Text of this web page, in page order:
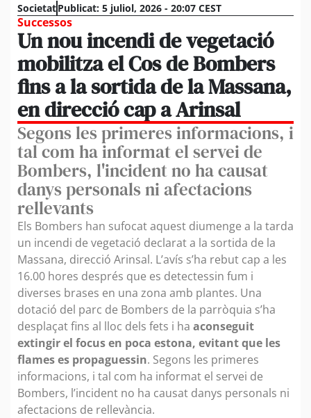
SocietatPublicat: 5 juliol, 2026 - 20:07 CEST
Successos
Un nou incendi de vegetació
mobilitza el Cos de Bombers
fins a la sortida de la Massana,
en direcció cap a Arinsal
Segons les primeres informacions, i
tal com ha informat el servei de
Bombers, l'incident no ha causat
danys personals ni afectacions
rellevants
Els Bombers han sufocat aquest diumenge a la tarda
un incendi de vegetació declarat a la sortida de la
Massana, direcció Arinsal. L’avís s’ha rebut cap a les
16.00 hores després que es detectessin fum i
diverses brases en una zona amb plantes. Una
dotació del parc de Bombers de la parròquia s’ha
desplaçat fins al lloc dels fets i ha aconseguit
extingir el focus en poca estona, evitant que les
flames es propaguessin. Segons les primeres
informacions, i tal com ha informat el servei de
Bombers, l’incident no ha causat danys personals ni
afectacions de rellevància.